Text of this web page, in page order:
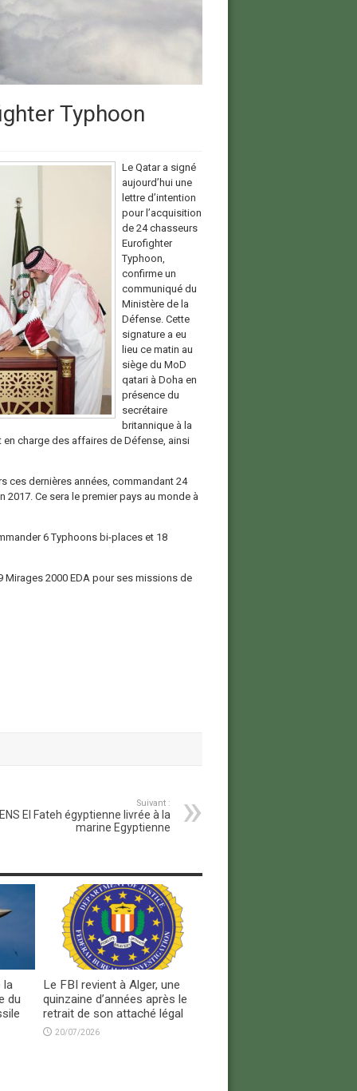
Typhoon
Le Qatar a signé
aujourd’hui une
lettre d’intention
pour l’acquisition
de 24 chasseurs
Eurofighter
Typhoon,
confirme un
communiqué du
Ministère de la
Défense. Cette
signature a eu
lieu ce matin au
siège du MoD
qatari à Doha en
présence du
secrétaire
britannique à la
charge des affaires de Défense, ainsi
ces dernières années, commandant 24
2017. Ce sera le premier pays au monde à
6 Typhoons bi-places et 18
Mirages 2000 EDA pour ses missions de
Suivant :
El Fateh égyptienne livrée à la
marine Egyptienne
la
du
Le FBI revient à Alger, une
quinzaine d’années après le
retrait de son attaché légal
20/07/2026